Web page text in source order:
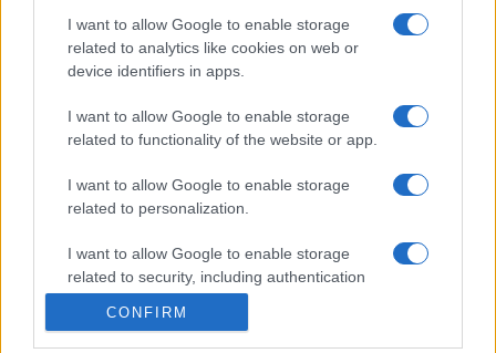
I want to allow Google to enable storage
related to analytics like cookies on web or
device identifiers in apps.
I want to allow Google to enable storage
related to functionality of the website or app.
I want to allow Google to enable storage
related to personalization.
I want to allow Google to enable storage
related to security, including authentication
functionality and fraud prevention, and other
user protection.
CONFIRM
mentettek a sásdi tűzoltók
Mit lát és mit lát nem a VÉDA?